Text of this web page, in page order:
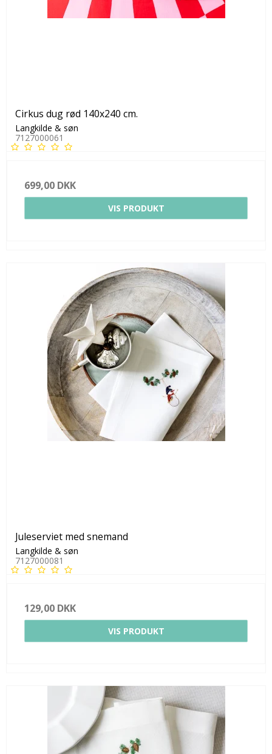
Cirkus dug rød 140x240 cm.
Langkilde & søn
7127000061
699,00 DKK
VIS PRODUKT
Juleserviet med snemand
Langkilde & søn
7127000081
129,00 DKK
VIS PRODUKT